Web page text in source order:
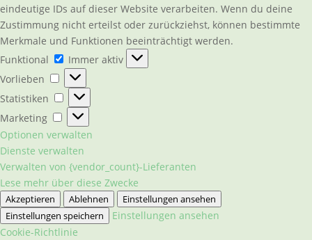
eindeutige IDs auf dieser Website verarbeiten. Wenn du deine
Zustimmung nicht erteilst oder zurückziehst, können bestimmte
Merkmale und Funktionen beeinträchtigt werden.
Funktional
Funktional
Immer aktiv
Vorlieben
Vorlieben
Statistiken
Statistiken
Marketing
Marketing
Optionen verwalten
Dienste verwalten
Verwalten von {vendor_count}-Lieferanten
Lese mehr über diese Zwecke
Akzeptieren Ablehnen
Einstellungen ansehen
Einstellungen speichern
Einstellungen ansehen
Cookie-Richtlinie